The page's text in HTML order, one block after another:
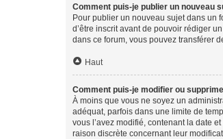
Comment puis-je publier un nouveau
Pour publier un nouveau sujet dans un
d’être inscrit avant de pouvoir rédiger
dans ce forum, vous pouvez transférer
Haut
Comment puis-je modifier ou
À moins que vous ne soyez un
adéquat, parfois dans une limite de
vous l’avez modifié, contenant la date
raison discrète concernant leur